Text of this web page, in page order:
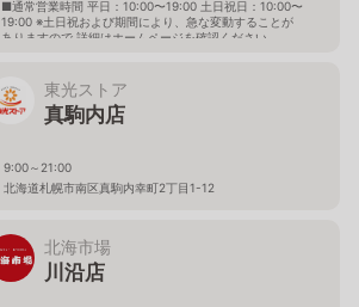
■通常営業時間 平日：10:00〜19:00 土日祝日：10:00〜
19:00 ※土日祝および期間により、急な変動することが
ありますので 詳細はホームページを確認ください
東光ストア
真駒内店
9:00～21:00
北海道札幌市南区真駒内幸町2丁目1-12
北海市場
川沿店